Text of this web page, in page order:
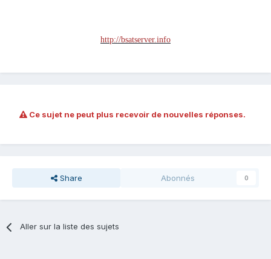
http://bsatserver.info
Ce sujet ne peut plus recevoir de nouvelles réponses.
Share Abonnés 0
Aller sur la liste des sujets